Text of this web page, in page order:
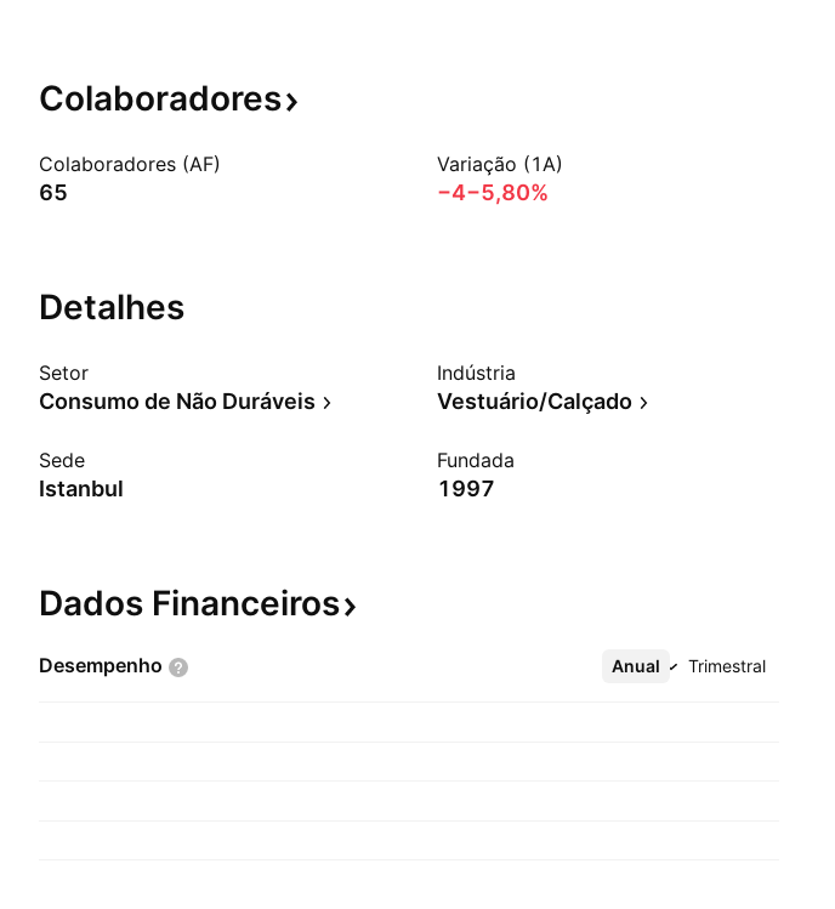
Colaboradores
Colaboradores (AF)
65
Variação (1A)
−4−5,80%
Detalhes
Setor
Consumo de Não Duráveis
Indústria
Vestuário/Calçado
Sede
Istanbul
Fundada
1997
Dados Financeiros
Desempenho Anual Trimestral
Mais